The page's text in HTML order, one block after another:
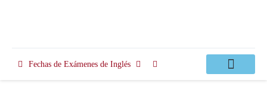
Fechas de Exámenes de Inglés